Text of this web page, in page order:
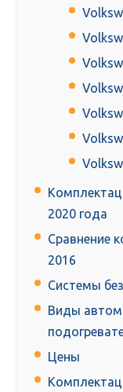
2020 года
Сравнение
2016
Системы
Виды
Цены